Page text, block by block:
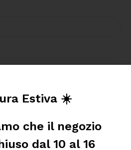
Estiva ☀️
che il negozio
dal 10 al 16